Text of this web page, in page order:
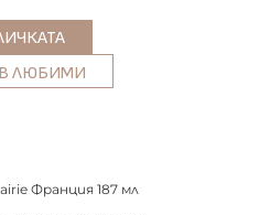
ЛЮБИМИ
Франция 187 мл